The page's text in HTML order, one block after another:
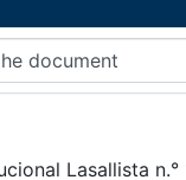
Lasallista